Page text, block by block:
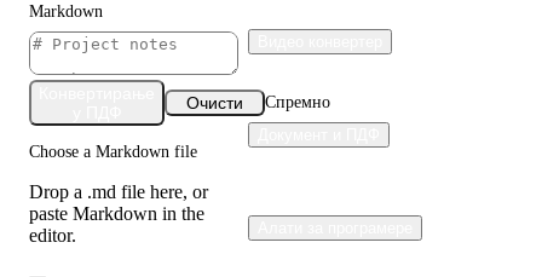
Markdown
Очисти Спремно
Choose a Markdown file
Drop a .md file here, or
paste Markdown in the
editor.